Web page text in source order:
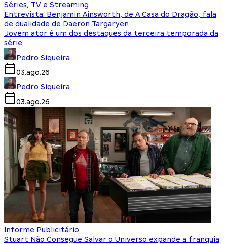
Séries, TV e Streaming
Entrevista: Benjamin Ainsworth, de A Casa do Dragão, fala
de dualidade de Daeron Targaryen
Jovem ator é um dos destaques da terceira temporada da
série
Pedro Siqueira
03.ago.26
Pedro Siqueira
03.ago.26
Informe Publicitário
Stuart Não Consegue Salvar o Universo expande a franquia